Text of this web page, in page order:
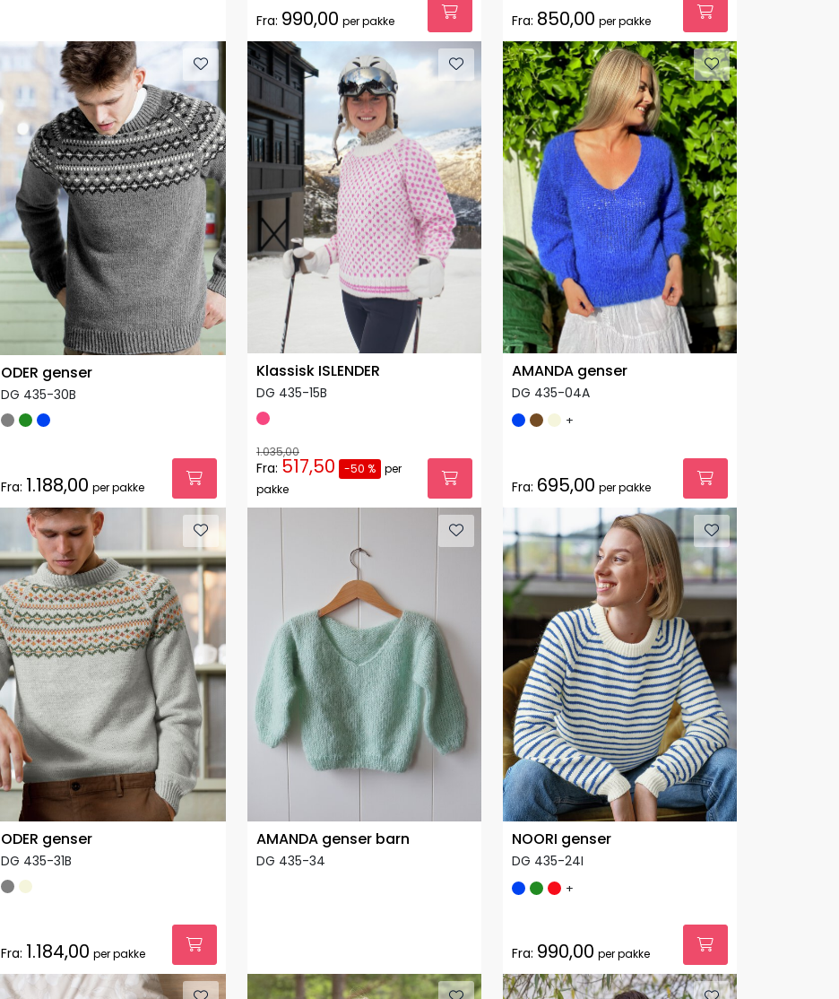
Fra: 990,00 per pakke Fra: 850,00 per pakke
ODER genser
DG 435-30B
Fra: 1.188,00 per pakke
Klassisk ISLENDER
DG 435-15B
1.035,00
Fra: 517,50 -50 % per
pakke
AMANDA genser
DG 435-04A
+
Fra: 695,00 per pakke
ODER genser
DG 435-31B
Fra: 1.184,00 per pakke
AMANDA genser barn
DG 435-34
NOORI genser
DG 435-24I
+
Fra: 990,00 per pakke